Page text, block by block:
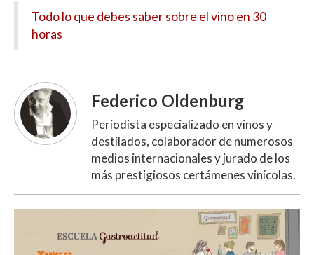
Todo lo que debes saber sobre el vino en 30
horas
Federico Oldenburg
Periodista especializado en vinos y
destilados, colaborador de numerosos
medios internacionales y jurado de los
más prestigiosos certámenes vinícolas.